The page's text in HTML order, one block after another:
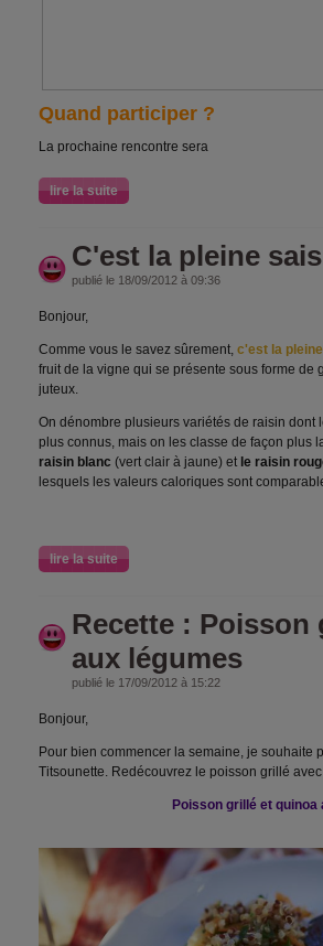
Quand participer ?
La prochaine rencontre sera
lire la suite
C'est la pleine
publié le 18/09/2012 à 09:36
Bonjour,
Comme vous le savez sûrement, c'est la
fruit de la vigne qui se présente sous forme de
juteux.
On dénombre plusieurs variétés de raisin dont
plus connus, mais on les classe de façon plus
raisin blanc (vert clair à jaune) et le raisin
lesquels les valeurs caloriques sont
lire la suite
Recette : Poisson
aux légumes
publié le 17/09/2012 à 15:22
Bonjour,
Pour bien commencer la semaine, je souhaite
Titsounette. Redécouvrez le poisson grillé
Poisson grillé et quinoa